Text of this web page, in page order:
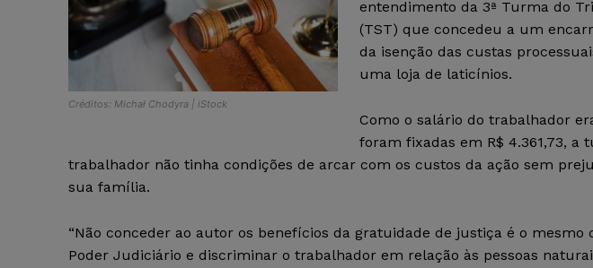
Créditos: Michał Chodyra | iStock
entendimento da 3ª Turma do
(TST) que concedeu a um
da isenção das custas
uma loja de laticínios.
Como o salário do trabalhador
foram fixadas em R$ 4.361,73, a
trabalhador não tinha condições de arcar com os custos da ação sem
sua família.
“Não conceder ao autor os benefícios da gratuidade de justiça é o mesmo
Poder Judiciário e discriminar o trabalhador em relação às pessoas